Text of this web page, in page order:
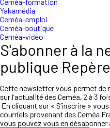
Yakamédia
Ceméa-emploi
Ceméa-boutique
Ceméa-vidéo
S'abonner à la
publique
Cette newsletter vous permet
sur l'actualité des Ceméa, 2 à 3
En cliquant sur « S’inscrire »
courriels provenant des Ceméa
vous pouvez vous en désabonner